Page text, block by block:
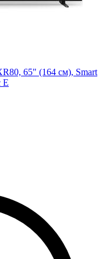
65" (164 см), Smart
E